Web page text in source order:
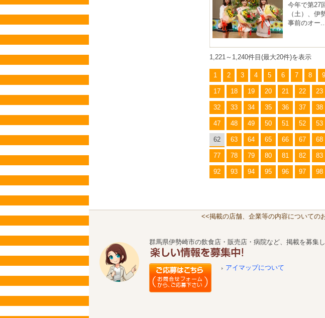
今年で第27
（土）、伊
事前のオー
1,221～1,240件目(最大20件)を表示
1 2 3 4 5 6 7 8 9
17 18 19 20 21 22 23
32 33 34 35 36 37 38
47 48 49 50 51 52 53
62 63 64 65 66 67 68
77 78 79 80 81 82 83
92 93 94 95 96 97 98
<<掲載の店舗、企業等の内容についての
群馬県伊勢崎市の飲食店・販売店・病院など、掲載を募集し
アイマップについて